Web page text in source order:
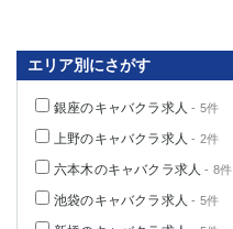
エリア別にさがす
銀座のキャバクラ求人- 5件
上野のキャバクラ求人- 2件
六本木のキャバクラ求人- 8件
池袋のキャバクラ求人- 5件
東武宇都宮（宇都宮西口）
茨城県
土浦